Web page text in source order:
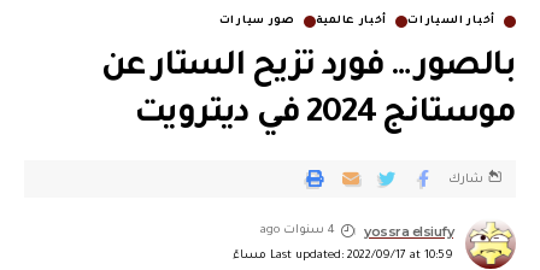
أخبار السيارات أخبار عالمية صور سيارات
بالصور … فورد تزيح الستار عن
موستانج 2024 في ديترويت
Last updated: 2022/09/17 at 10:59 مساءً
yossra elsiufy 4 سنوات ago
شارك